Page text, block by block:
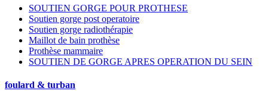
SOUTIEN GORGE POUR PROTHESE
Soutien gorge post operatoire
Soutien gorge radiothérapie
Maillot de bain prothèse
Prothèse mammaire
SOUTIEN DE GORGE APRES OPERATION DU SEIN
foulard & turban